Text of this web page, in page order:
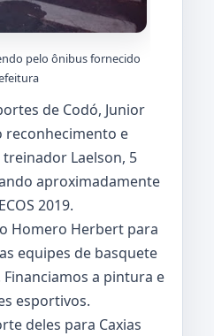
pelo ônibus fornecido
de Codó, Junior
reconhecimento e
Laelson, 5
aproximadamente
2019.
Homero Herbert para
equipes de basquete
Financiamos a pintura e
esportivos.
deles para Caxias